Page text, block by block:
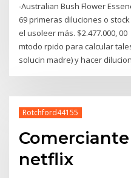
-Australian Bush Flower
69 primeras diluciones o
el usoleer más. $2.477.000,
mtodo rpido para calcular
solucin madre) y hacer
Rotchford44155
netflix